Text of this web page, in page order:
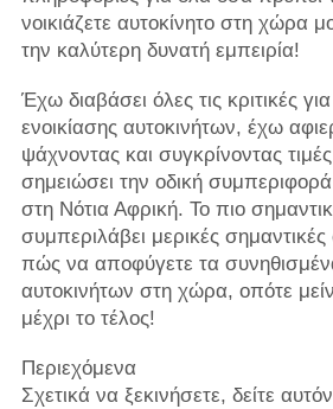
νοικιάζετε αυτοκίνητο στη χώρα
την καλύτερη δυνατή εμπειρία!
Έχω διαβάσει όλες τις κριτικές για
ενοικίασης αυτοκινήτων, έχω
ψάχνοντας και συγκρίνοντας
σημειώσει την οδική
στη Νότια Αφρική. Το πιο
συμπεριλάβει μερικές
πώς να αποφύγετε τα
αυτοκινήτων στη χώρα, οπότε
μέχρι το τέλος!
Περιεχόμενα
Σχετικά να ξεκινήσετε, δείτε